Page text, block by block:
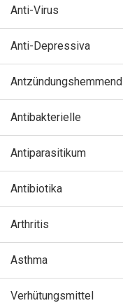
Anti-Virus
Anti-Depressiva
Antzündungshemmend
Antibakterielle
Antiparasitikum
Antibiotika
Arthritis
Asthma
Verhütungsmittel